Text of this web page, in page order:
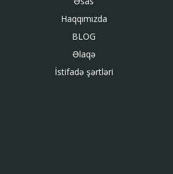
Haqqımızda
BLOG
Əlaqə
İstifadə şərtləri